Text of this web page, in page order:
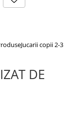
Jucarii copii 2-3
DE